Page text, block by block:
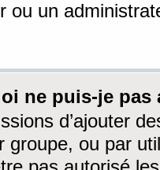
ou un
ne puis-je
d’ajouter
groupe, ou par